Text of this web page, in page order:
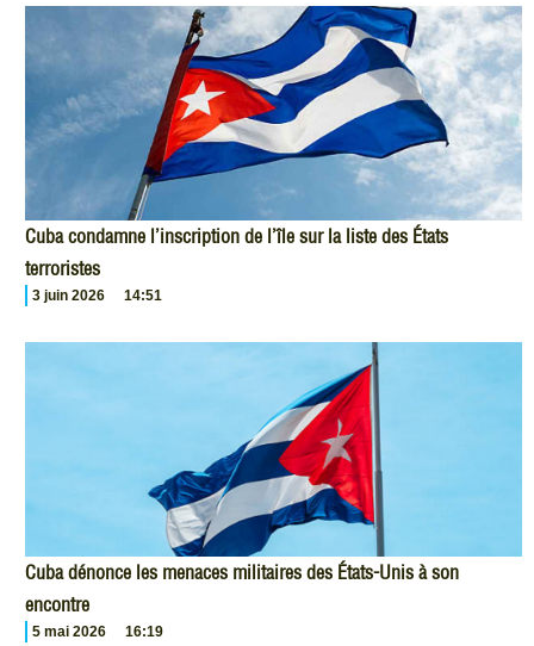
Cuba condamne l’inscription de l’île sur la liste des États
terroristes
3 juin 2026 14:51
Cuba dénonce les menaces militaires des États-Unis à son
encontre
5 mai 2026 16:19